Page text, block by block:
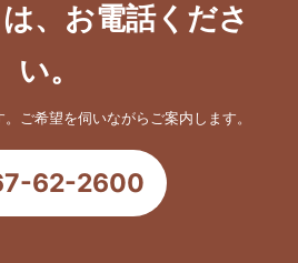
、お電話くださ
い。
ご希望を伺いながらご案内します。
62-2600